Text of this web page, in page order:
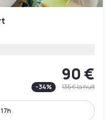
90 €
-34% 135 €la nuit